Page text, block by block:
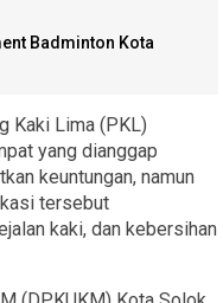
Badminton Kota
Kaki Lima (PKL)
yang dianggap
keuntungan, namun
tersebut
kaki, dan kebersihan